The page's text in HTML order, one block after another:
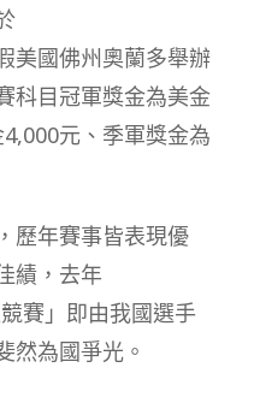
美國佛州奧蘭多舉辦
科目冠軍獎金為美金
元、季軍獎金為
歷年賽事皆表現優
績，去年
賽」即由我國選手
然為國爭光。